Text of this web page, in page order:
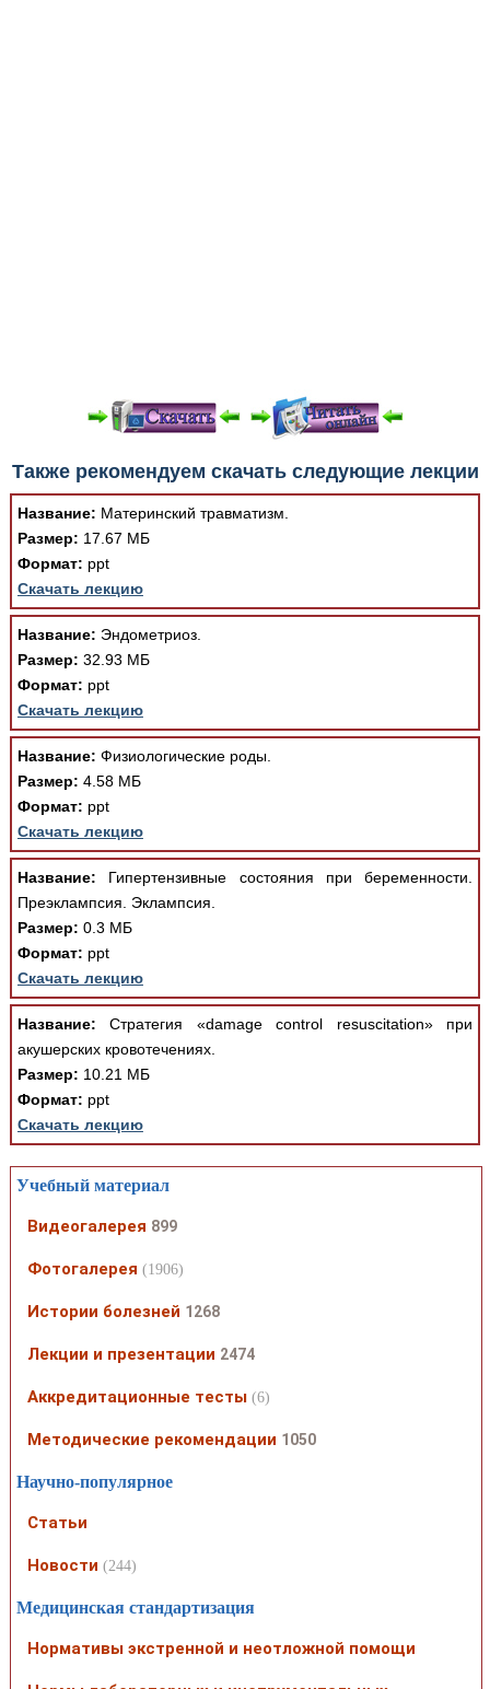
При просмотре в режиме "Читать онлайн" возможны
различные ошибки отображения документа в результате
отсутствия поддержки Вашим браузером шрифтов и
изменения размеров исходных шаблонов. При
скачивании документа данная ошибка устраняется Вашим
программным обеспечением автоматически.
Также рекомендуем скачать следующие лекции
Название: Материнский травматизм.
Размер: 17.67 МБ
Формат: ppt
Скачать лекцию
Название: Эндометриоз.
Размер: 32.93 МБ
Формат: ppt
Скачать лекцию
Название: Физиологические роды.
Размер: 4.58 МБ
Формат: ppt
Скачать лекцию
Название: Гипертензивные состояния при беременности.
Преэклампсия. Эклампсия.
Размер: 0.3 МБ
Формат: ppt
Скачать лекцию
Название: Стратегия «damage control resuscitation» при
акушерских кровотечениях.
Размер: 10.21 МБ
Формат: ppt
Скачать лекцию
Учебный материал
Видеогалерея 899
Фотогалерея (1906)
Истории болезней 1268
Лекции и презентации 2474
Аккредитационные тесты (6)
Методические рекомендации 1050
Научно-популярное
Статьи
Новости (244)
Медицинская стандартизация
Нормативы экстренной и неотложной помощи